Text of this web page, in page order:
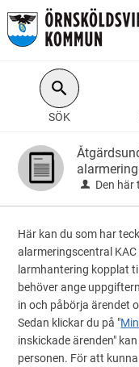
Välkommen
till
tjänster
Örnsköldsviks
kommun
SÖK
Den här
Här kan du som har
alarmeringscentral
larmhantering kopplat
behöver ange
in och påbörja ärendet
Sedan klickar du på "
inskickade ärenden"
personen. För att